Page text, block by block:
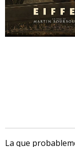
La que